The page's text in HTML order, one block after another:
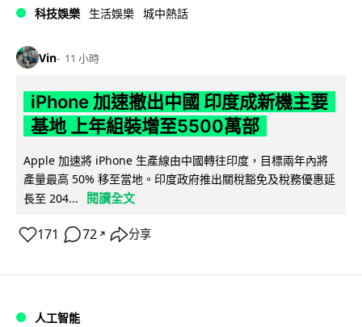
科技娛樂 生活娛樂 城中熱話
Vin 11 小時
iPhone 加速撤出中國 印度成新機主要
基地 上年組裝增至5500萬部
Apple 加速將 iPhone 生產線由中國轉往印度，目標兩年內將
產量最高 50% 移至當地。印度政府推出關稅豁免及稅務優惠延
長至 204...
閱讀全文
171 72 ↗ 分享
人工智能